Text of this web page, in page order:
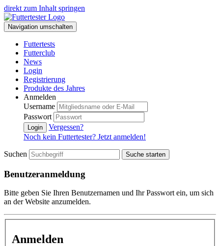
direkt zum Inhalt springen
Navigation umschalten
Futtertests
Futterclub
News
Login
Registrierung
Produkte des Jahres
Anmelden
Username
Passwort
Login
Vergessen?
Noch kein Futtertester? Jetzt anmelden!
Suchen Suche starten
Benutzeranmeldung
Bitte geben Sie Ihren Benutzernamen und Ihr Passwort ein, um sich
an der Website anzumelden.
Anmelden